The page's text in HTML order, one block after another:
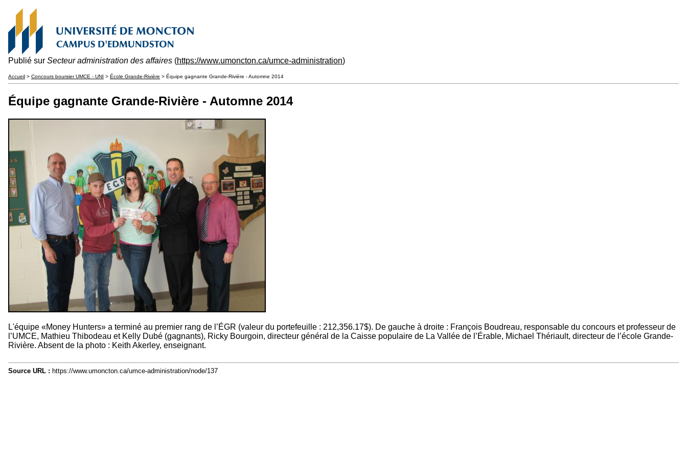
Publié sur Secteur administration des affaires (https://www.umoncton.ca/umce-administration)
Accueil > Concours boursier UMCE - UNI > École Grande-Rivière > Équipe gagnante Grande-Rivière - Automne 2014
Équipe gagnante Grande-Rivière - Automne 2014
L'équipe «Money Hunters» a terminé au premier rang de l’ÉGR (valeur du portefeuille : 212,356.17$). De gauche à droite : François Boudreau, responsable du concours et professeur de
l’UMCE, Mathieu Thibodeau et Kelly Dubé (gagnants), Ricky Bourgoin, directeur général de la Caisse populaire de La Vallée de l’Érable, Michael Thériault, directeur de l’école Grande-
Rivière. Absent de la photo : Keith Akerley, enseignant.
Source URL : https://www.umoncton.ca/umce-administration/node/137